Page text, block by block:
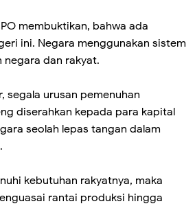
membuktikan, bahwa ada
ini. Negara menggunakan sistem
dan rakyat.
segala urusan pemenuhan
diserahkan kepada para kapital
seolah lepas tangan dalam
kebutuhan rakyatnya, maka
rantai produksi hingga